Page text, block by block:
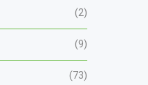
(2)
(9)
(73)